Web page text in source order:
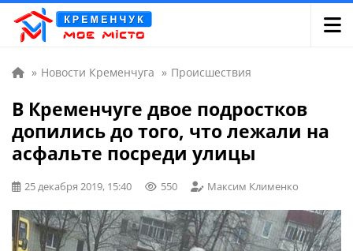
» Новости Кременчуга » Происшествия
В Кременчуге двое подростков
допились до того, что лежали на
асфальте посреди улицы
25 декабря 2019, 15:40 550 Максим Клименко